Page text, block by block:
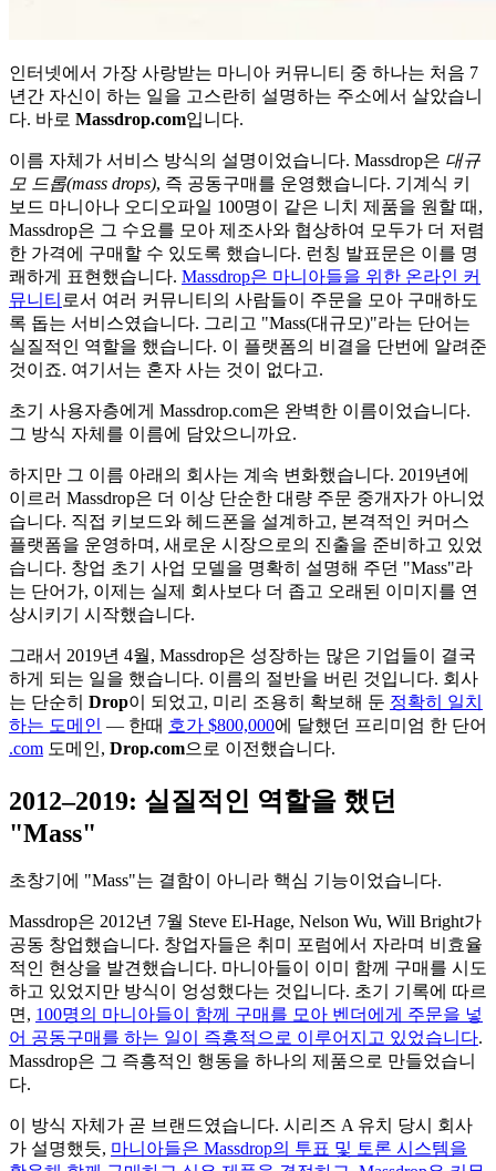
인터넷에서 가장 사랑받는 마니아 커뮤니티 중 하나는 처음 7
년간 자신이 하는 일을 고스란히 설명하는 주소에서 살았습니
다. 바로 Massdrop.com입니다.
이름 자체가 서비스 방식의 설명이었습니다. Massdrop은 대규
모 드롭(mass drops), 즉 공동구매를 운영했습니다. 기계식 키
보드 마니아나 오디오파일 100명이 같은 니치 제품을 원할 때,
Massdrop은 그 수요를 모아 제조사와 협상하여 모두가 더 저렴
한 가격에 구매할 수 있도록 했습니다. 런칭 발표문은 이를 명
쾌하게 표현했습니다. Massdrop은 마니아들을 위한 온라인 커
뮤니티 로서 여러 커뮤니티의 사람들이 주문을 모아 구매하도
록 돕는 서비스였습니다. 그리고 "Mass(대규모)"라는 단어는
실질적인 역할을 했습니다. 이 플랫폼의 비결을 단번에 알려준
것이죠. 여기서는 혼자 사는 것이 없다고.
초기 사용자층에게 Massdrop.com은 완벽한 이름이었습니다.
그 방식 자체를 이름에 담았으니까요.
하지만 그 이름 아래의 회사는 계속 변화했습니다. 2019년에
이르러 Massdrop은 더 이상 단순한 대량 주문 중개자가 아니었
습니다. 직접 키보드와 헤드폰을 설계하고, 본격적인 커머스
플랫폼을 운영하며, 새로운 시장으로의 진출을 준비하고 있었
습니다. 창업 초기 사업 모델을 명확히 설명해 주던 "Mass"라
는 단어가, 이제는 실제 회사보다 더 좁고 오래된 이미지를 연
상시키기 시작했습니다.
그래서 2019년 4월, Massdrop은 성장하는 많은 기업들이 결국
하게 되는 일을 했습니다. 이름의 절반을 버린 것입니다. 회사
는 단순히 Drop이 되었고, 미리 조용히 확보해 둔 정확히 일치
하는 도메인 — 한때 호가 $800,000에 달했던 프리미엄 한 단어
.com 도메인, Drop.com으로 이전했습니다.
2012–2019: 실질적인 역할을 했던
"Mass"
초창기에 "Mass"는 결함이 아니라 핵심 기능이었습니다.
Massdrop은 2012년 7월 Steve El-Hage, Nelson Wu, Will Bright가
공동 창업했습니다. 창업자들은 취미 포럼에서 자라며 비효율
적인 현상을 발견했습니다. 마니아들이 이미 함께 구매를 시도
하고 있었지만 방식이 엉성했다는 것입니다. 초기 기록에 따르
면, 100명의 마니아들이 함께 구매를 모아 벤더에게 주문을 넣
어 공동구매를 하는 일이 즉흥적으로 이루어지고 있었습니다.
Massdrop은 그 즉흥적인 행동을 하나의 제품으로 만들었습니
다.
이 방식 자체가 곧 브랜드였습니다. 시리즈 A 유치 당시 회사
가 설명했듯, 마니아들은 Massdrop의 투표 및 토론 시스템을